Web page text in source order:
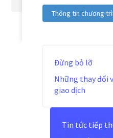
Thông tin chương
Đừng bỏ lỡ
Những thay đổi
giao dịch
Tin tức tiếp